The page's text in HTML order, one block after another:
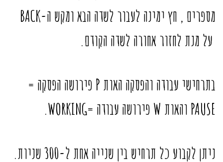
מספרים , חץ ימינה לעבור לשדה הבא ומקש ה-BACK
על מנת לחזור אחורה לשדה הקודם.
בתרחישי עבודה והפסקה האות P פירושה הפסקה =
PAUSE והאות W פירושה עבודה =WORKING.
ניתן לקבוע כל תרחיש בין שנייה אחת ל-300 שניות.